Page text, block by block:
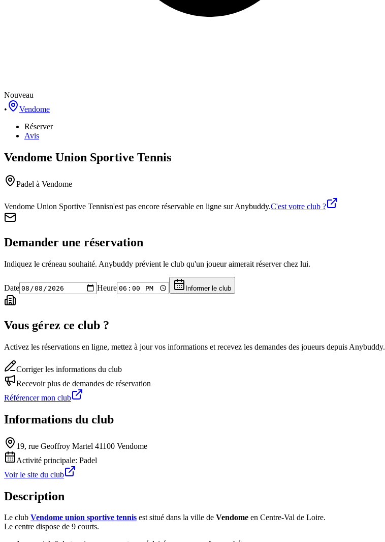
Nouveau
•
Vendome
Réserver
Avis
Vendome Union Sportive Tennis
Padel à Vendome
Vendome Union Sportive Tennisn'est pas encore réservable en ligne sur Anybuddy.C'est votre club ?
Demander une réservation
Indiquez le créneau souhaité. Anybuddy prévient le club qu'un joueur aimerait réserver chez lui.
Date Heure Informer le club
Vous gérez ce club ?
Activez les réservations en ligne, mettez à jour vos informations et recevez les demandes des joueurs depuis Anybuddy.
Corriger les informations du club
Recevoir plus de demandes de réservation
Référencer mon club
Informations du club
19, rue Geoffroy Martel 41100 Vendome
Activité principale: Padel
Voir le site du club
Description
Le club Vendome union sportive tennis est situé dans la ville de Vendome en Centre-Val de Loire.
Le centre dispose de 9 courts.